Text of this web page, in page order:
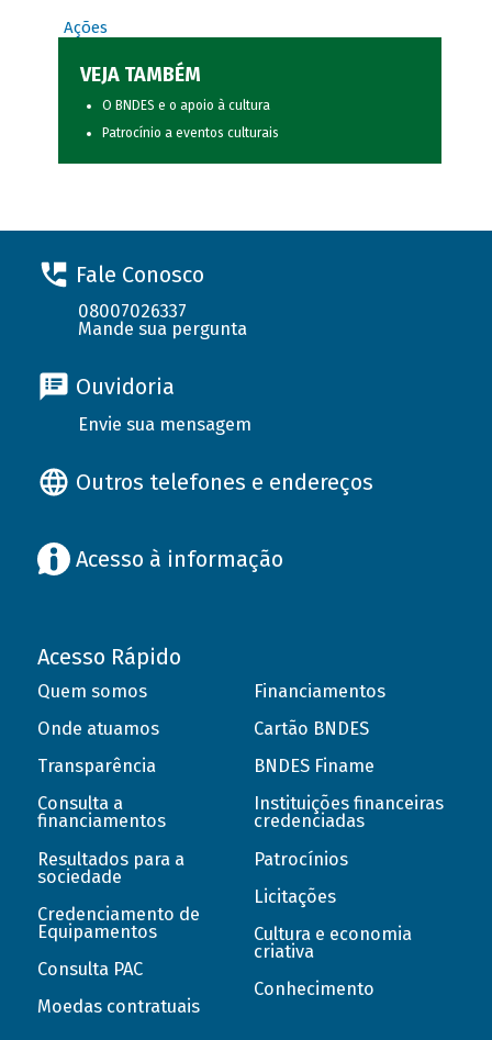
Ações
VEJA TAMBÉM
O BNDES e o apoio à cultura
Patrocínio a eventos culturais
Fale Conosco
08007026337
Mande sua pergunta
Ouvidoria
Envie sua mensagem
Outros telefones e endereços
Acesso à informação
Acesso Rápido
Quem somos
Onde atuamos
Transparência
Consulta a
financiamentos
Resultados para a
sociedade
Credenciamento de
Equipamentos
Consulta PAC
Moedas contratuais
Financiamentos
Cartão BNDES
BNDES Finame
Instituições financeiras
credenciadas
Patrocínios
Licitações
Cultura e economia
criativa
Conhecimento